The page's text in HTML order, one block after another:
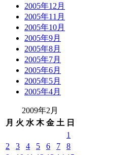
2005年12月
2005年11月
2005年10月
2005年9月
2005年8月
2005年7月
2005年6月
2005年5月
2005年4月
2009年2月
月 火 水 木 金 土 日
1
2
3 4 5 6 7
8